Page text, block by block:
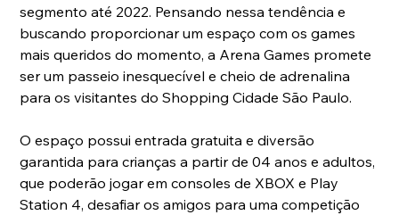
segmento até 2022. Pensando nessa tendência e
buscando proporcionar um espaço com os games
mais queridos do momento, a Arena Games promete
ser um passeio inesquecível e cheio de adrenalina
para os visitantes do Shopping Cidade São Paulo.
O espaço possui entrada gratuita e diversão
garantida para crianças a partir de 04 anos e adultos,
que poderão jogar em consoles de XBOX e Play
Station 4, desafiar os amigos para uma competição